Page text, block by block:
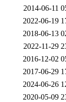
2014-06-11
2022-06-19
2018-06-13
2022-11-29
2016-12-02
2017-06-29
2024-06-26
2020-05-09